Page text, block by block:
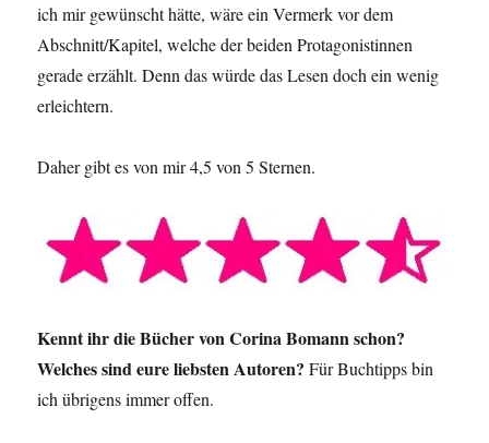
ich mir gewünscht hätte, wäre ein Vermerk vor dem
Abschnitt/Kapitel, welche der beiden Protagonistinnen
gerade erzählt. Denn das würde das Lesen doch ein wenig
erleichtern.
Daher gibt es von mir 4,5 von 5 Sternen.
Kennt ihr die Bücher von Corina Bomann schon?
Welches sind eure liebsten Autoren? Für Buchtipps bin
ich übrigens immer offen.